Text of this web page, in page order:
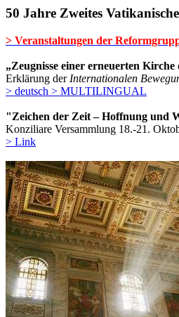
50 Jahre Zweites
> Veranstaltungen der
„Zeugnisse einer erneuerten
Erklärung der Internationalen
> deutsch > MULTILINGUAL
"Zeichen der Zeit – Hoffnung und
Konziliare Versammlung 18.-21.
> Link